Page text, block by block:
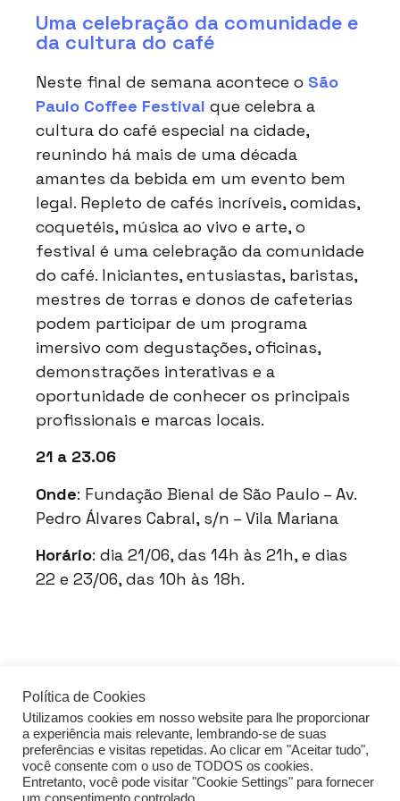
Uma celebração da comunidade e
da cultura do café
Neste final de semana acontece o São
Paulo Coffee Festival que celebra a
cultura do café especial na cidade,
reunindo há mais de uma década
amantes da bebida em um evento bem
legal. Repleto de cafés incríveis, comidas,
coquetéis, música ao vivo e arte, o
festival é uma celebração da comunidade
do café. Iniciantes, entusiastas, baristas,
mestres de torras e donos de cafeterias
podem participar de um programa
imersivo com degustações, oficinas,
demonstrações interativas e a
oportunidade de conhecer os principais
profissionais e marcas locais.
21 a 23.06
Onde: Fundação Bienal de São Paulo – Av.
Pedro Álvares Cabral, s/n – Vila Mariana
Horário: dia 21/06, das 14h às 21h, e dias
22 e 23/06, das 10h às 18h.
acessar o guia de FDS
Política de Cookies
Utilizamos cookies em nosso website para lhe proporcionar
a experiência mais relevante, lembrando-se de suas
preferências e visitas repetidas. Ao clicar em "Aceitar tudo",
você consente com o uso de TODOS os cookies.
Entretanto, você pode visitar "Cookie Settings" para fornecer